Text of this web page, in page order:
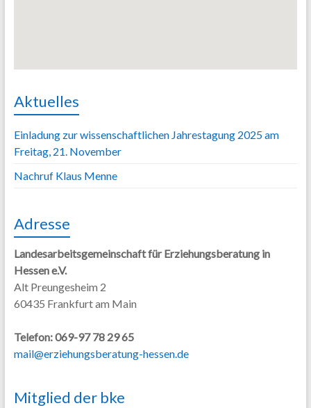
Aktuelles
Einladung zur wissenschaftlichen Jahrestagung 2025 am
Freitag, 21. November
Nachruf Klaus Menne
Adresse
Landesarbeitsgemeinschaft für Erziehungsberatung in
Hessen e.V.
Alt Preungesheim 2
60435 Frankfurt am Main
Telefon: 069-97 78 29 65
mail@erziehungsberatung-hessen.de
Mitglied der bke